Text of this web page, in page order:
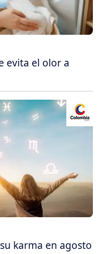
evita el olor a
karma en agosto